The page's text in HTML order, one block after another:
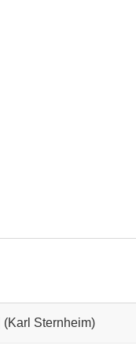
(Karl Sternheim)